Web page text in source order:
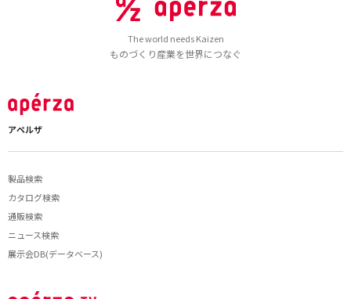
The world needs Kaizen
ものづくり産業を世界につなぐ
アペルザ
製品検索
カタログ検索
通販検索
ニュース検索
展示会DB(データベース)